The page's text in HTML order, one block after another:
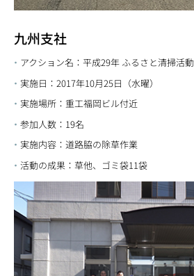
九州支社
アクション名：平成29年 ふるさと清掃活動
実施日：2017年10月25日（水曜）
実施場所：重工福岡ビル付近
参加人数：19名
実施内容：道路脇の除草作業
活動の成果：草他、ゴミ袋11袋